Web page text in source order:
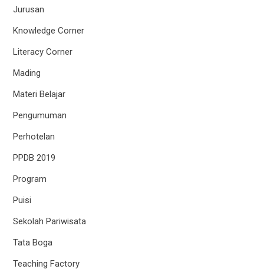
Jurusan
Knowledge Corner
Literacy Corner
Mading
Materi Belajar
Pengumuman
Perhotelan
PPDB 2019
Program
Puisi
Sekolah Pariwisata
Tata Boga
Teaching Factory